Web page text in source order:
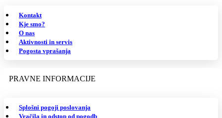
Kontakt
Kje smo?
O nas
Aktivnosti in servis
Pogosta vprašanja
PRAVNE INFORMACIJE
Splošni pogoji poslovanja
Vračila in odstop od pogodb